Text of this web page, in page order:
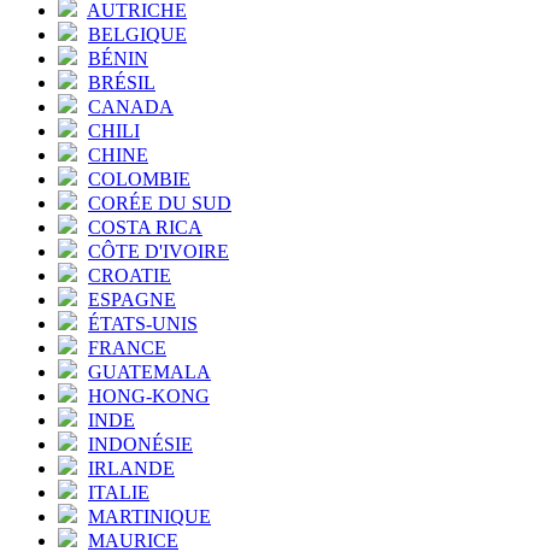
AUTRICHE
BELGIQUE
BÉNIN
BRÉSIL
CANADA
CHILI
CHINE
COLOMBIE
CORÉE DU SUD
COSTA RICA
CÔTE D'IVOIRE
CROATIE
ESPAGNE
ÉTATS-UNIS
FRANCE
GUATEMALA
HONG-KONG
INDE
INDONÉSIE
IRLANDE
ITALIE
MARTINIQUE
MAURICE